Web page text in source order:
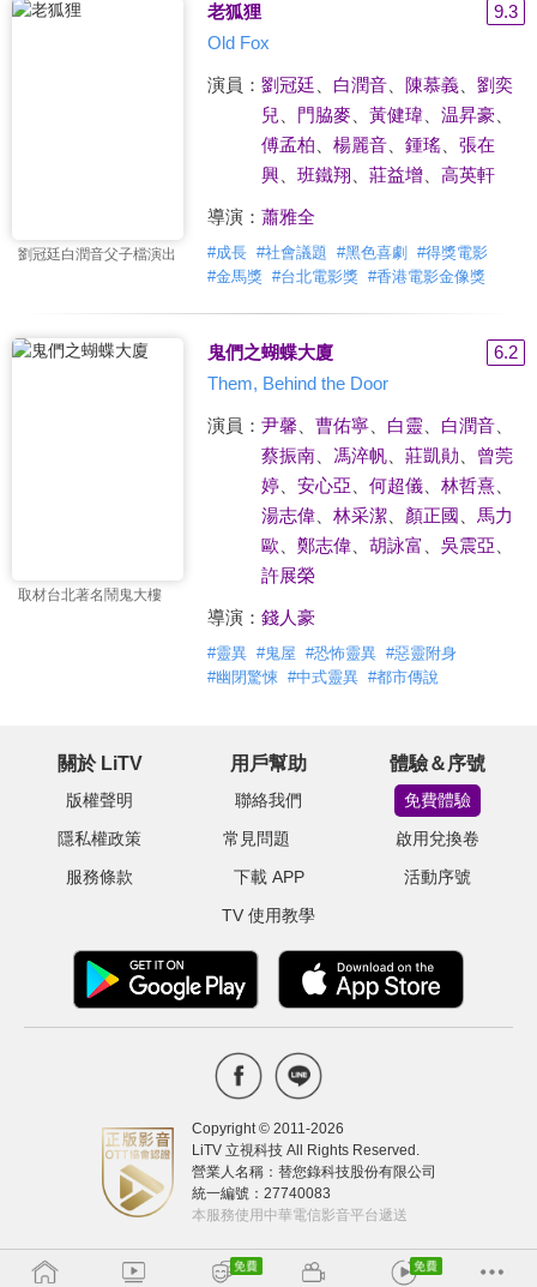
劉冠廷白潤音父子檔演出
老狐狸
9.3
Old Fox
演員： 劉冠廷 白潤音、 陳慕義、 劉奕
兒
門脇麥 黃健瑋、 温昇豪
傅孟柏
楊麗音、 鍾瑤、 張在
興、 班鐵翔 莊益增、 高英軒
導演： 蕭雅全
#成長 #社會議題 #黑色喜劇 #得獎電影
#金馬獎 #台北電影獎 #香港電影金像獎
取材台北著名鬧鬼大樓
鬼們之蝴蝶大廈
6.2
Them, Behind the Door
演員： 尹馨 曹佑寧、 白靈、 白潤音、
蔡振南、 馮淬帆、 莊凱勛
曾莞
婷、 安心亞 何超儀、 林哲熹、
湯志偉、 林采潔、 顏正國
馬力
歐
鄭志偉、 胡詠富 吳震亞
許展榮
導演： 錢人豪
#靈異 #鬼屋 #恐怖靈異 #惡靈附身
#幽閉驚悚 #中式靈異 #都市傳說
關於 LiTV
版權聲明
隱私權政策
服務條款
用戶幫助
聯絡我們
常見問題
下載 APP
TV 使用教學
體驗＆序號
免費體驗
啟用兌換卷
活動序號
Copyright © 2011-2026
LiTV 立視科技 All Rights Reserved.
營業人名稱：替您錄科技股份有限公司
統一編號：27740083
本服務使用中華電信影音平台遞送